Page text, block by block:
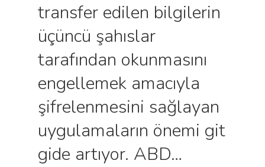
transfer edilen bilgilerin
üçüncü şahıslar
tarafından okunmasını
engellemek amacıyla
şifrelenmesini sağlayan
uygulamaların önemi git
gide artıyor. ABD…